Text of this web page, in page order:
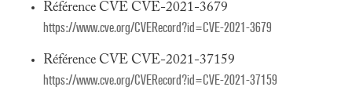
Référence CVE CVE-2021-3679
https://www.cve.org/CVERecord?id=CVE-2021-3679
Référence CVE CVE-2021-37159
https://www.cve.org/CVERecord?id=CVE-2021-37159